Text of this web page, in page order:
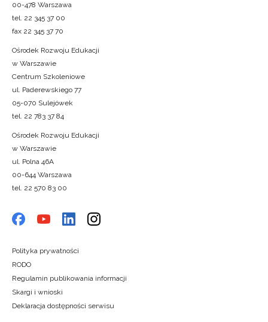
00-478 Warszawa
tel. 22 345 37 00
fax 22 345 37 70
Ośrodek Rozwoju Edukacji
w Warszawie
Centrum Szkoleniowe
ul. Paderewskiego 77
05-070 Sulejówek
tel. 22 783 37 84
Ośrodek Rozwoju Edukacji
w Warszawie
ul. Polna 46A
00-644 Warszawa
tel. 22 570 83 00
Polityka prywatności
RODO
Regulamin publikowania informacji
Skargi i wnioski
Deklaracja dostępności serwisu